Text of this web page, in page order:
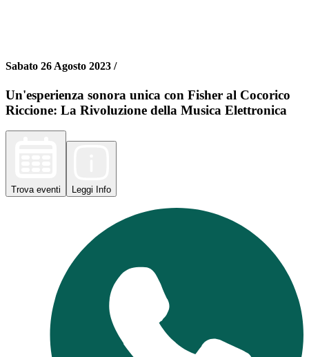
Sabato 26 Agosto 2023 /
Un'esperienza sonora unica con Fisher al Cocorico
Riccione: La Rivoluzione della Musica Elettronica
Trova eventi Leggi Info